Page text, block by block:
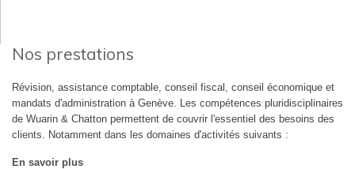
Nos prestations
Révision, assistance comptable, conseil fiscal, conseil économique et
mandats d'administration à Genève. Les compétences pluridisciplinaires
de Wuarin & Chatton permettent de couvrir l'essentiel des besoins des
clients. Notamment dans les domaines d'activités suivants :
En savoir plus